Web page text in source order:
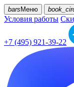
bars Меню
Условия работы
+7 (495) 921-39-22